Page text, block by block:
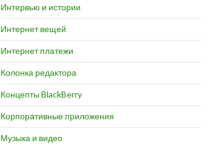
Интервью и истории
Интернет вещей
Интернет платежи
Колонка редактора
Концепты BlackBerry
Корпоративные приложения
Музыка и видео